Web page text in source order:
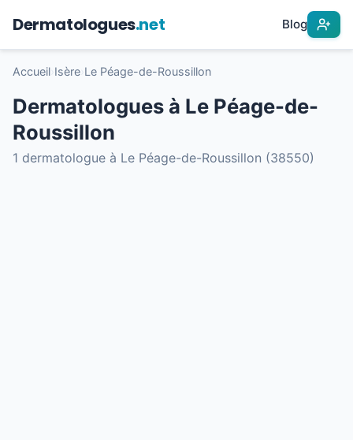
Dermatologues.net Blog
Accueil Isère Le Péage-de-Roussillon
Dermatologues à Le Péage-de-
Roussillon
1 dermatologue à Le Péage-de-Roussillon (38550)